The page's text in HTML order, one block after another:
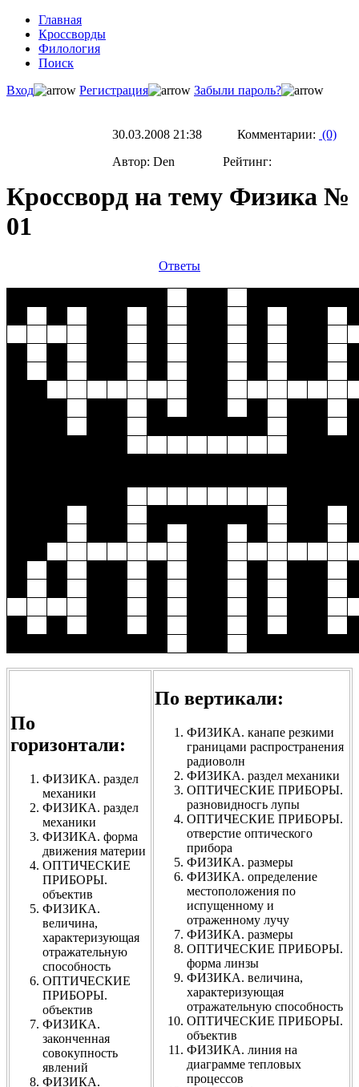
Главная
Кроссворды
Филология
Поиск
Вход
Регистрация Забыли пароль?
30.03.2008 21:38 Комментарии: (0)
Автор: Den Рейтинг:
Кроссворд на тему Физика №
01
Ответы
По
горизонтали:
ФИЗИКА. раздел
механики
ФИЗИКА. раздел
механики
ФИЗИКА. форма
движения материи
ОПТИЧЕСКИЕ
ПРИБОРЫ.
объектив
ФИЗИКА.
величина,
характеризующая
отражательную
способность
ОПТИЧЕСКИЕ
ПРИБОРЫ.
объектив
ФИЗИКА.
законченная
совокупность
явлений
ФИЗИКА.
По вертикали:
ФИЗИКА. канапе резкими
границами распространения
радиоволн
ФИЗИКА. раздел механики
ОПТИЧЕСКИЕ ПРИБОРЫ.
разновидносгь лупы
ОПТИЧЕСКИЕ ПРИБОРЫ.
отверстие оптического
прибора
ФИЗИКА. размеры
ФИЗИКА. определение
местоположения по
испущенному и
отраженному лучу
ФИЗИКА. размеры
ОПТИЧЕСКИЕ ПРИБОРЫ.
форма линзы
ФИЗИКА. величина,
характеризующая
отражательную способность
ОПТИЧЕСКИЕ ПРИБОРЫ.
объектив
ФИЗИКА. линия на
диаграмме тепловых
процессов